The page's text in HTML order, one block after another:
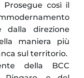
Prosegue così il
dalla direzione
maniera più
sul territorio.
della BCC